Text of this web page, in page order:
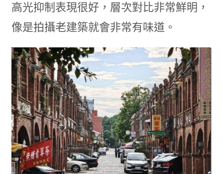
高光抑制表現很好，層次對比非常鮮明，
像是拍攝老建築就會非常有味道。